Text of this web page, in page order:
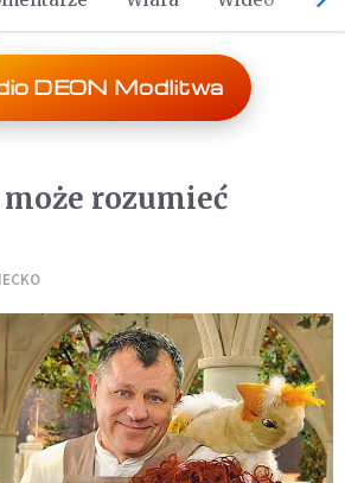
DEON Modlitwa
rozumieć